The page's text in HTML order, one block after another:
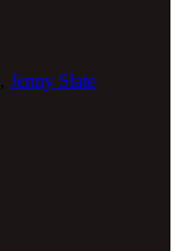
Jenny Slate